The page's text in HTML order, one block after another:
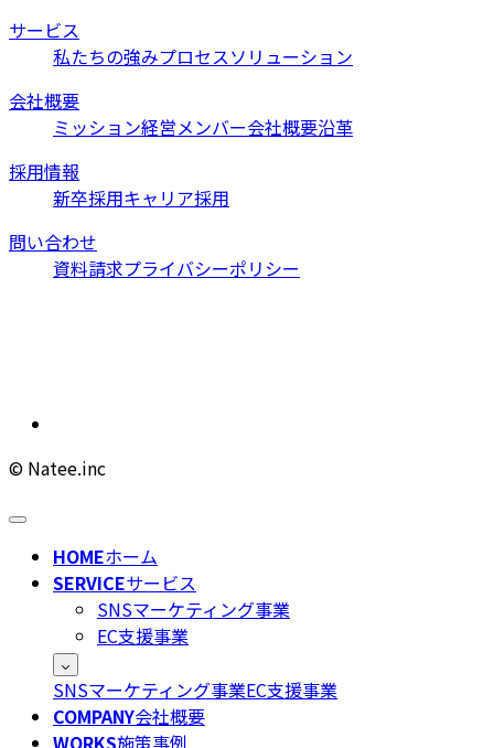
サービス
私たちの強みプロセスソリューション
会社概要
ミッション経営メンバー会社概要沿革
採用情報
新卒採用キャリア採用
問い合わせ
資料請求プライバシーポリシー
© Natee.inc
HOMEホーム
SERVICEサービス
SNSマーケティング事業
EC支援事業
SNSマーケティング事業EC支援事業
COMPANY会社概要
WORKS施策事例